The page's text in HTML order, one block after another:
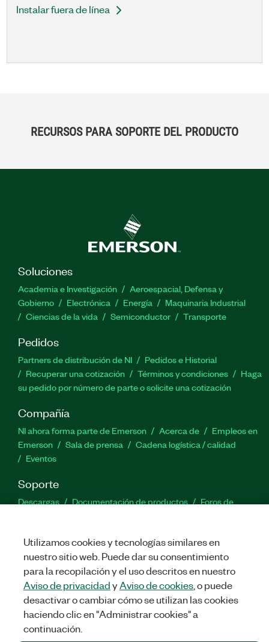
Instalar fuera de línea
RECURSOS PARA SOPORTE DEL PRODUCTO
Soluciones
Academia e Investigación
Aeroespacial, Defensa y
Gobierno
Electrónica Energía
Maquinaria Industrial
Ciencias de la vida
Semiconductor Transporte
Pedidos
Partners de distribución de NI
Pedidos e Historial
Recuperar una cotización
Términos y condiciones
Haga
su pedido por número de parte o solicite una cotización
Compañía
NI ahora forma parte de Emerson Acerca de
Empleos en
Emerson
Sala de prensa
Cadena logística / calidad
Eventos
Soporte
Descargas Documentación de productos
Foros de
©NATIONAL INSTRUMENTS CORP. TODOS LOS DERECHOS
RESERVADOS.
Utilizamos cookies y tecnologías similares en
nuestro sitio web. Puede dar su consentimiento
para la recopilación y el uso descritos en nuestro
Aviso de privacidadyAviso de cookies, o puede
desactivar o cambiar cómo se utilizan las cookies
haciendo clic en "Administrar cookies" a
continuación.